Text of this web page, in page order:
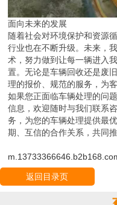
面向未来的发展
随着社会对环境保护和资源
行业也在不断升级。未来，
术，努力做到让每一辆进入
置。无论是车辆回收还是废
理的报价、规范的服务，为
如果您正面临车辆处理的问
信息，欢迎随时与我们联系
务，为您的车辆处理提供最
期、互信的合作关系，共同
返回目录页